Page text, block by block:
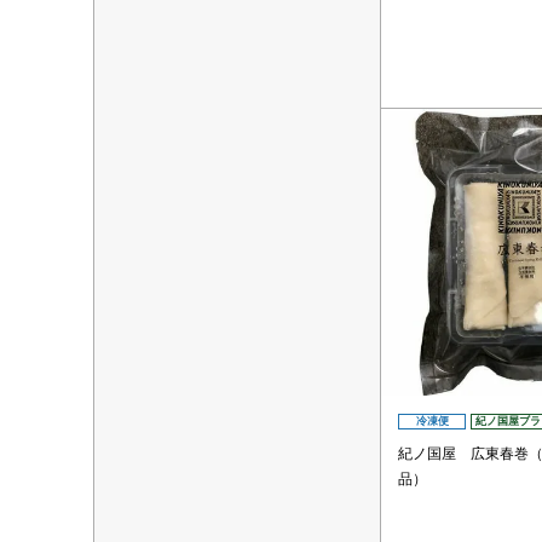
冷凍便 紀ノ国屋ブ
紀ノ国屋 広東春巻
品）